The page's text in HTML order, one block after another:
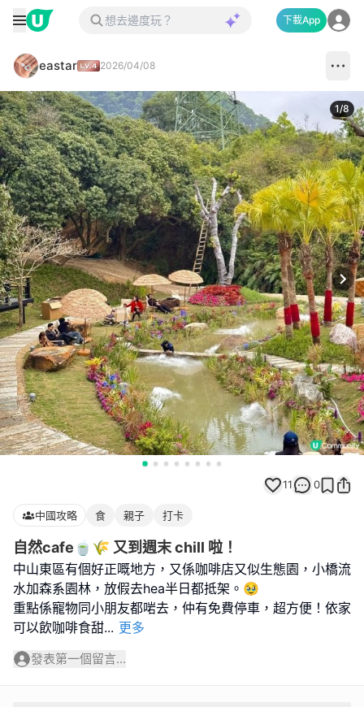
下載App
eastar 2026/04/08
1/8
11 0
中國攻略 食 親子 打卡
自然cafe🍵🌾 又到週末 chill 啦！
中山東區有個好正嘅地方，又係咖啡店又似生態園，小橋流
水加森系園林，放假去hea半日都抵架。🥹
重點係寵物同小朋友都啱去，仲有免費停車，超方便！依家
可以飲咖啡食甜... 更多
發表第一個留言...